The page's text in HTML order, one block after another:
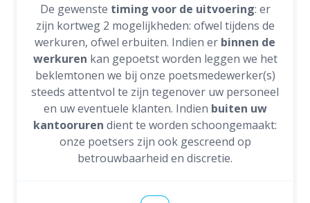
De gewenste timing voor de uitvoering: er
zijn kortweg 2 mogelijkheden: ofwel tijdens de
werkuren, ofwel erbuiten. Indien er binnen de
werkuren kan gepoetst worden leggen we het
beklemtonen we bij onze poetsmedewerker(s)
steeds attentvol te zijn tegenover uw personeel
en uw eventuele klanten. Indien buiten uw
kantooruren dient te worden schoongemaakt:
onze poetsers zijn ook gescreend op
betrouwbaarheid en discretie.